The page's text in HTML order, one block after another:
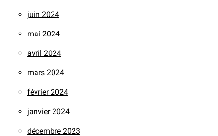
juin 2024
mai 2024
avril 2024
mars 2024
février 2024
janvier 2024
décembre 2023